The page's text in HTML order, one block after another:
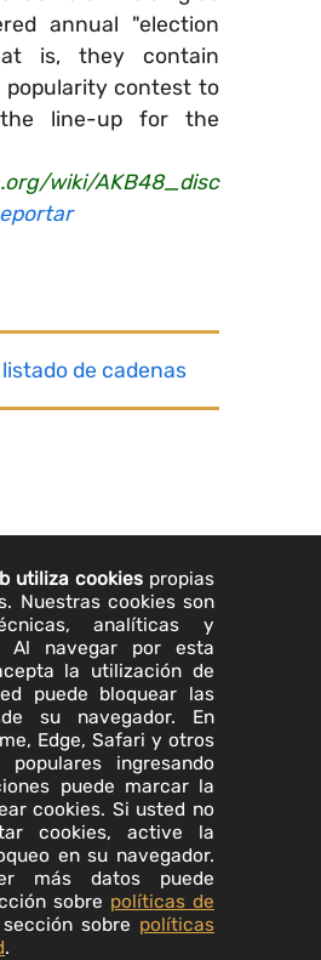
annual "election
is, they contain
popularity contest to
the line-up for the
wiki/AKB48_disc
de cadenas
utiliza cookies propias
Nuestras cookies son
analíticas y
Al navegar por esta
la utilización de
puede bloquear las
su navegador. En
Edge, Safari y otros
populares ingresando
puede marcar la
cookies. Si usted no
cookies, active la
en su navegador.
más datos puede
sobre políticas de
sobre políticas
.